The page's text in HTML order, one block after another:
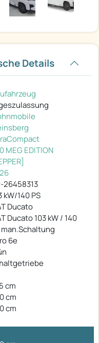
Details
MEG EDITION
26458313
kW/140 PS
Ducato
Ducato 103 kW / 140
man.Schaltung
6e
cm
cm
cm